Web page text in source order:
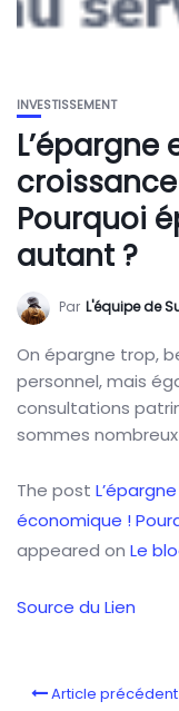
INVESTISSEMENT
L’épargne
Pourquoi
autant ?
Par L'équipe de
On épargne trop,
personnel, mais
consultations
sommes
The post
économique !
appeared on Le
Source du Lien
Article précédent